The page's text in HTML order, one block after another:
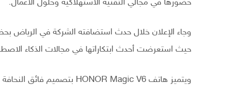
حضورها في مجالي التقنية الاستهلاكية وحلول الأعمال.
حيث استعرضت أحدث ابتكاراتها في مجالات الذكاء